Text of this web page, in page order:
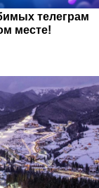
телеграм
месте!